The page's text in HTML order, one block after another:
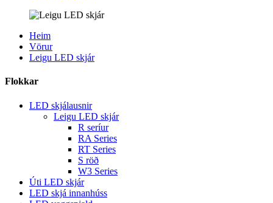
Heim
Vörur
Leigu LED skjár
Flokkar
LED skjálausnir
Leigu LED skjár
R seríur
RA Series
RT Series
S röð
W3 Series
Úti LED skjár
LED skjá innanhúss